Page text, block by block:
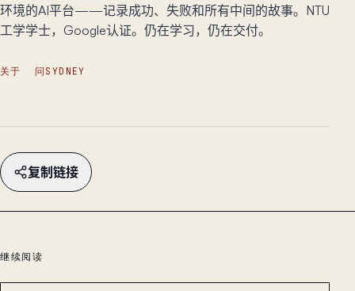
环境的AI平台——记录成功、失败和所有中间的故事。NTU
工学学士，Google认证。仍在学习，仍在交付。
关于 问SYDNEY
复制链接
继续阅读